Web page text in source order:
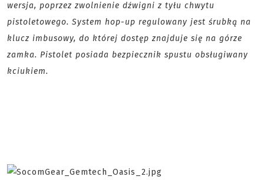
wersja, poprzez zwolnienie dźwigni z tyłu chwytu
pistoletowego. System hop-up regulowany jest śrubką na
klucz imbusowy, do której dostęp znajduje się na górze
zamka. Pistolet posiada bezpiecznik spustu obsługiwany
kciukiem.